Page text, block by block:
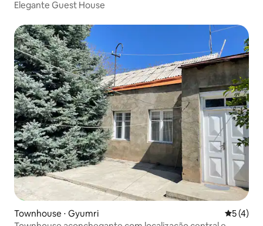
Elegante Guest House
Townhouse ⋅ Gyumri 5 de
5 (4)